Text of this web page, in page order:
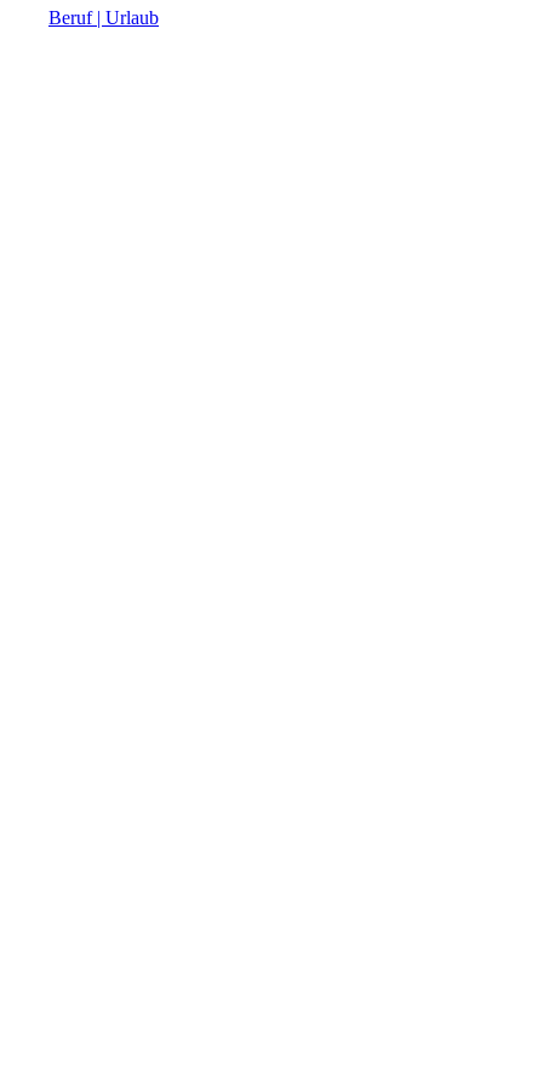
Beruf | Urlaub